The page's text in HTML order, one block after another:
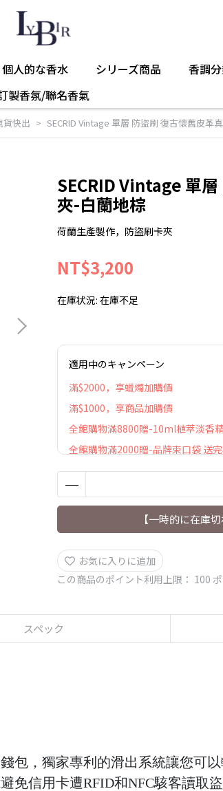
個人的な香水 シリーズ商品 香調
製香氛/聯名香氣
貨快出 SECRID Vintage 單層 防盜刷 復古懷舊皮革
SECRID Vintage 單
夾-白蘭地棕
荷蘭生產製作，防盜刷卡夾
NT$3,200
在庫状況: 在庫不足
適用中のキャンペーン
滿$2000，享蠟燭加購價
滿$1000，享商品加購價
全館購物滿8800贈-10ml植萃淡香
全館購物滿2000贈-品牌束口袋 送
【一時的に在庫
お気に入りに追加
この商品のポイント利用上限： 100
スペック
包，獨家專利的滑出系統讓您可以
免信用卡遭RFID和NFC駭客讀取